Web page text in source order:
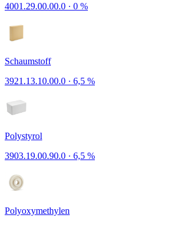
4001.29.00.00.0 · 0 %
Schaumstoff
3921.13.10.00.0 · 6,5 %
Polystyrol
3903.19.00.90.0 · 6,5 %
Polyoxymethylen